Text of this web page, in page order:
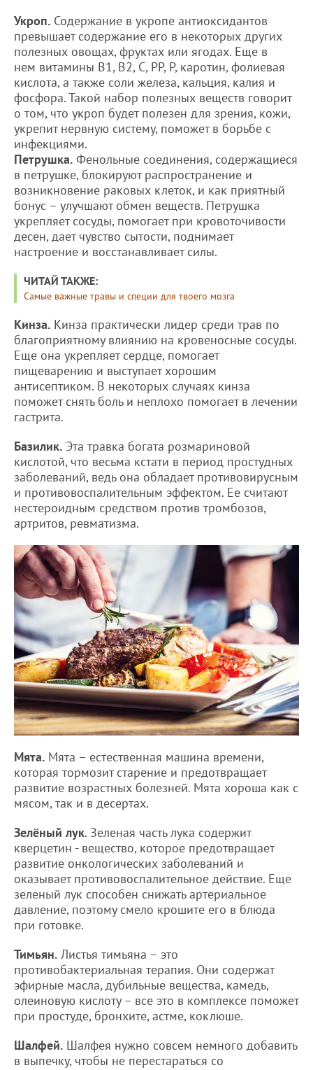
Укроп. Содержание в укропе антиоксидантов
превышает содержание его в некоторых других
полезных овощах, фруктах или ягодах. Еще в
нем витамины В1, В2, С, РР, Р, каротин, фолиевая
кислота, а также соли железа, кальция, калия и
фосфора. Такой набор полезных веществ говорит
о том, что укроп будет полезен для зрения, кожи,
укрепит нервную систему, поможет в борьбе с
инфекциями.
Петрушка. Фенольные соединения, содержащиеся
в петрушке, блокируют распространение и
возникновение раковых клеток, и как приятный
бонус – улучшают обмен веществ. Петрушка
укрепляет сосуды, помогает при кровоточивости
десен, дает чувство сытости, поднимает
настроение и восстанавливает силы.
ЧИТАЙ ТАКЖЕ:
Самые важные травы и специи для твоего мозга
Кинза. Кинза практически лидер среди трав по
благоприятному влиянию на кровеносные сосуды.
Еще она укрепляет сердце, помогает
пищеварению и выступает хорошим
антисептиком. В некоторых случаях кинза
поможет снять боль и неплохо помогает в лечении
гастрита.
Базилик. Эта травка богата розмариновой
кислотой, что весьма кстати в период простудных
заболеваний, ведь она обладает противовирусным
и противовоспалительным эффектом. Ее считают
нестероидным средством против тромбозов,
артритов, ревматизма.
Мята. Мята – естественная машина времени,
которая тормозит старение и предотвращает
развитие возрастных болезней. Мята хороша как с
мясом, так и в десертах.
Зелёный лук. Зеленая часть лука содержит
кверцетин - вещество, которое предотвращает
развитие онкологических заболеваний и
оказывает противовоспалительное действие. Еще
зеленый лук способен снижать артериальное
давление, поэтому смело крошите его в блюда
при готовке.
Тимьян. Листья тимьяна – это
противобактериальная терапия. Они содержат
эфирные масла, дубильные вещества, камедь,
олеиновую кислоту – все это в комплексе поможет
при простуде, бронхите, астме, коклюше.
Шалфей. Шалфея нужно совсем немного добавить
в выпечку, чтобы не перестараться со